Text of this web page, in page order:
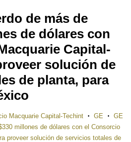
de más de
de dólares con
Capital-
solución de
de planta, para
Macquarie Capital-Techint • GE •
GE
millones de dólares con el Consorcio
proveer solución de servicios totales de